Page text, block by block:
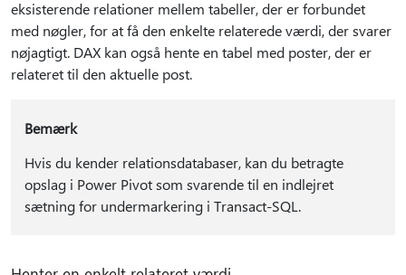
eksisterende relationer mellem tabeller, der er forbundet
med nøgler, for at få den enkelte relaterede værdi, der svarer
nøjagtigt. DAX kan også hente en tabel med poster, der er
relateret til den aktuelle post.
Bemærk
Hvis du kender relationsdatabaser, kan du betragte
opslag i Power Pivot som svarende til en indlejret
sætning for undermarkering i Transact-SQL.